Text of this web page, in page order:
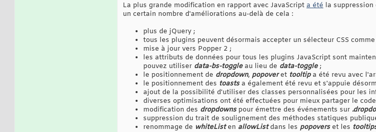
La plus grande modification en rapport avec JavaScript a été la
un certain nombre d'améliorations au-delà de cela :
plus de jQuery ;
tous les plugins peuvent désormais accepter un sélecteur CSS
mise à jour vers Popper 2 ;
les attributs de données pour tous les plugins JavaScript sont
pouvez utiliser data-bs-toggleau lieu de data-toggle;
le positionnement de dropdown, popoveret tooltipa été revu avec
le positionnement des toastsa également été revu et s'appuie
ajout de la possibilité d'utiliser des classes personnalisées pour les
diverses optimisations ont été effectuées pour mieux partager le
modification des dropdownspour émettre des événements sur
suppression du trait de soulignement des méthodes statiques
renommage de whiteListen allowListdans les popoverset les